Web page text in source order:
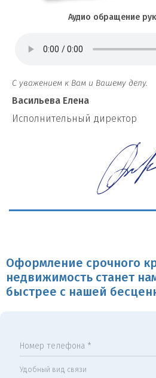
Аудио обращение
С уважением к Вам и Вашему делу.
Васильева Елена
И сполнительный директор
Оформление срочного
недвижимость станет
быстрее с нашей
Номер телефона *
Удобный вид связи